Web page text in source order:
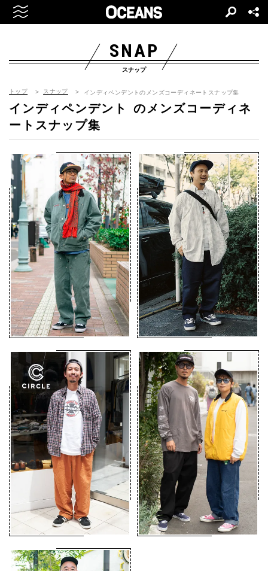
SNAP
スナップ
トップ スナップ インディペンデントのメンズコーディネートスナップ集
インディペンデント
のメンズコーディネ
ートスナップ集